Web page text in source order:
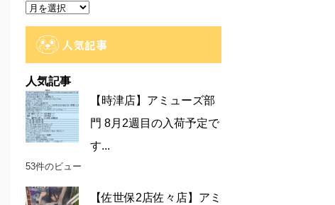
ア
人気記事
人気記事
【時津店】アミューズ部
門 8月2週目の入荷予定で
す...
53件のビュー
【佐世保2店佐々店】アミ